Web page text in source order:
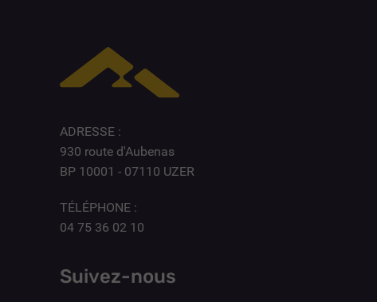
ADRESSE :
930 route d'Aubenas
BP 10001 - 07110 UZER
TÉLÉPHONE :
04 75 36 02 10
Suivez-nous